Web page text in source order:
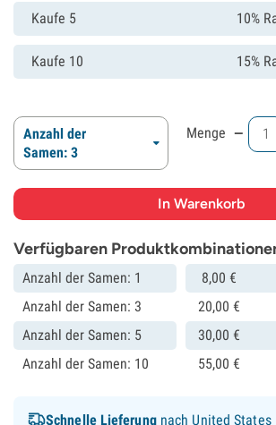
Kaufe 5 10%
Kaufe 10 15%
Anzahl der
Samen: 3
Menge -
Verfügbaren
Anzahl der Samen: 1 8,00 €
Anzahl der Samen: 3 20,00 €
Anzahl der Samen: 5 30,00 €
Anzahl der Samen: 10 55,00 €
Schnelle Lieferungnach United States